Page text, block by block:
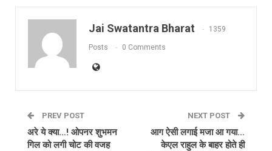
Jai Swatantra Bharat 1359
Posts 0 Comments
PREV POST
अरे ये क्या…! ओपनर शुभमन
गिल को लगी चोट की वजह
NEXT POST
आग ऐसी लगाई मजा आ गया…
केएल राहुल के बाहर होते ही